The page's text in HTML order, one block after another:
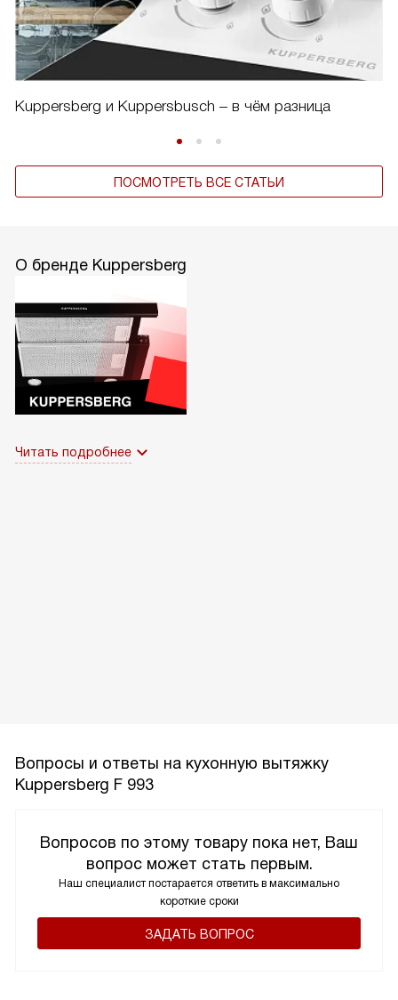
Kuppersberg и Kuppersbusch – в чём разница
ПОСМОТРЕТЬ ВСЕ СТАТЬИ
О бренде Kuppersberg
Читать подробнее
Вопросы и ответы на кухонную вытяжку
Kuppersberg F 993
Вопросов по этому товару пока нет, Ваш
вопрос может стать первым.
Наш специалист постарается ответить в максимально
короткие сроки
ЗАДАТЬ ВОПРОС